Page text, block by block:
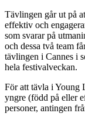
Tävlingen går ut på
effektiv och
som svarar på
och dessa två team
tävlingen i Cannes i
hela festivalveckan.
För att tävla i Young
yngre (född på eller
personer, antingen